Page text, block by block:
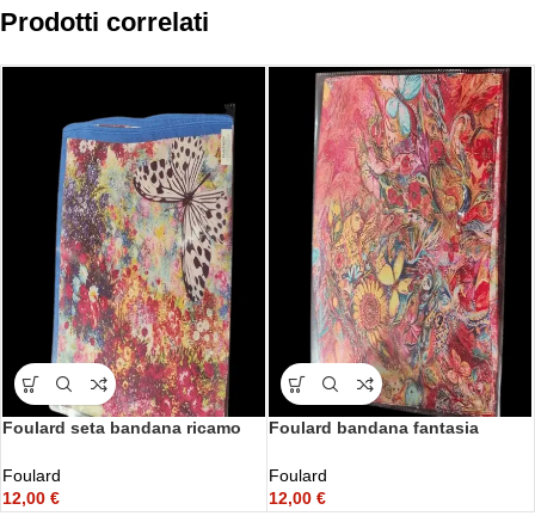
Prodotti correlati
Foulard seta bandana ricamo
Foulard
12,00 €
Foulard bandana fantasia
Foulard
12,00 €